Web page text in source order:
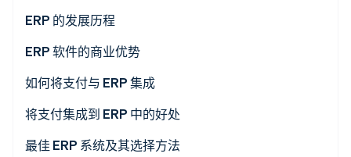
ERP 的发展历程
ERP 软件的商业优势
如何将支付与 ERP 集成
第 1 步：评估您的支付流程和需求
第 2 步：评估您的支付处理商的技术和支持
将支付集成到 ERP 中的好处
最佳 ERP 系统及其选择方法